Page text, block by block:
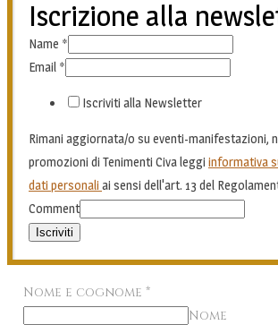
Iscrizione alla
Name *
Email *
Iscriviti alla Newsletter
Rimani aggiornata/o su eventi-manifestazioni,
promozioni di Tenimenti Civa leggi informativa
dati personali ai sensi dell'art. 13 del
Comment
Iscriviti
Nome e cognome *
Nome